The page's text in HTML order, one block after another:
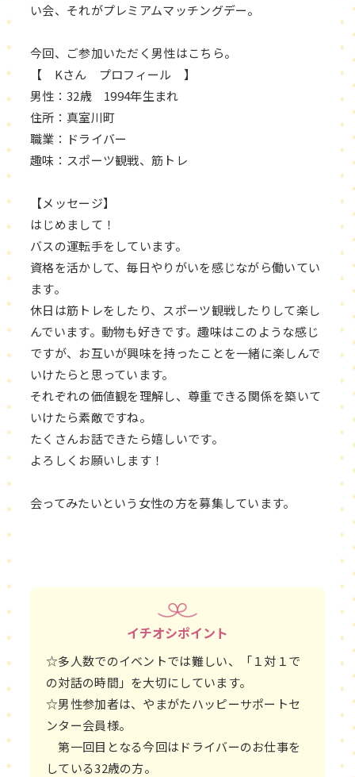
い会、それがプレミアムマッチングデー。
今回、ご参加いただく男性はこちら。
【 Kさん プロフィール 】
男性：32歳 1994年生まれ
住所：真室川町
職業：ドライバー
趣味：スポーツ観戦、筋トレ
【メッセージ】
はじめまして！
バスの運転手をしています。
資格を活かして、毎日やりがいを感じながら働いてい
ます。
休日は筋トレをしたり、スポーツ観戦したりして楽し
んでいます。動物も好きです。趣味はこのような感じ
ですが、お互いが興味を持ったことを一緒に楽しんで
いけたらと思っています。
それぞれの価値観を理解し、尊重できる関係を築いて
いけたら素敵ですね。
たくさんお話できたら嬉しいです。
よろしくお願いします！
会ってみたいという女性の方を募集しています。
イチオシポイント
☆多人数でのイベントでは難しい、「１対１で
の対話の時間」を大切にしています。
☆男性参加者は、やまがたハッピーサポートセ
ンター会員様。
第一回目となる今回はドライバーのお仕事を
している32歳の方。